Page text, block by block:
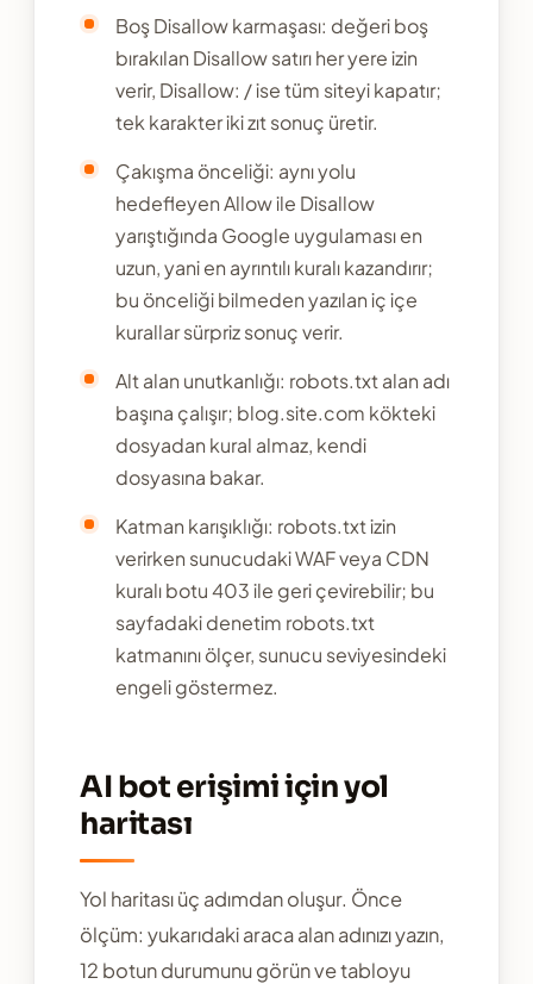
Boş Disallow karmaşası: değeri boş
bırakılan Disallow satırı her yere izin
verir, Disallow: / ise tüm siteyi kapatır;
tek karakter iki zıt sonuç üretir.
Çakışma önceliği: aynı yolu
hedefleyen Allow ile Disallow
yarıştığında Google uygulaması en
uzun, yani en ayrıntılı kuralı kazandırır;
bu önceliği bilmeden yazılan iç içe
kurallar sürpriz sonuç verir.
Alt alan unutkanlığı: robots.txt alan adı
başına çalışır; blog.site.com kökteki
dosyadan kural almaz, kendi
dosyasına bakar.
Katman karışıklığı: robots.txt izin
verirken sunucudaki WAF veya CDN
kuralı botu 403 ile geri çevirebilir; bu
sayfadaki denetim robots.txt
katmanını ölçer, sunucu seviyesindeki
engeli göstermez.
AI bot erişimi için yol
haritası
Yol haritası üç adımdan oluşur. Önce
ölçüm: yukarıdaki araca alan adınızı yazın,
12 botun durumunu görün ve tabloyu